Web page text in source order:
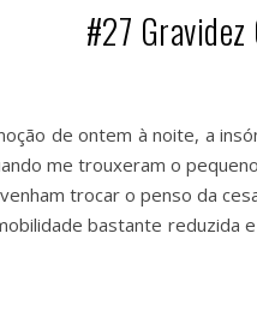
#27
de ontem à noite, a
me trouxeram o
trocar o penso da
bastante reduzida